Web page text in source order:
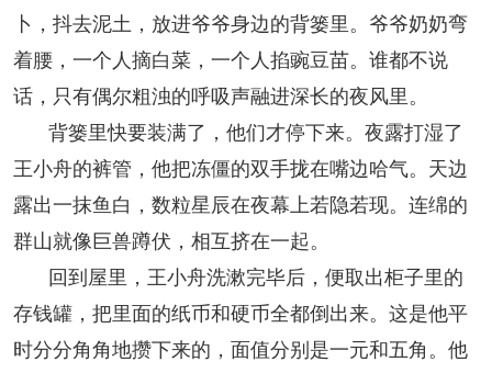
卜，抖去泥土，放进爷爷身边的背篓里。爷爷奶奶弯
着腰，一个人摘白菜，一个人掐豌豆苗。谁都不说
话，只有偶尔粗浊的呼吸声融进深长的夜风里。
背篓里快要装满了，他们才停下来。夜露打湿了
王小舟的裤管，他把冻僵的双手拢在嘴边哈气。天边
露出一抹鱼白，数粒星辰在夜幕上若隐若现。连绵的
群山就像巨兽蹲伏，相互挤在一起。
回到屋里，王小舟洗漱完毕后，便取出柜子里的
存钱罐，把里面的纸币和硬币全都倒出来。这是他平
时分分角角地攒下来的，面值分别是一元和五角。他